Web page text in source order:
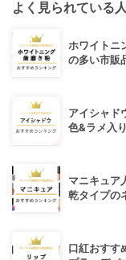
よく見られている
ホワイトニ
の多い市販
アイシャド
色&ラメ入
マニキュア
乾タイプの
口紅おすす